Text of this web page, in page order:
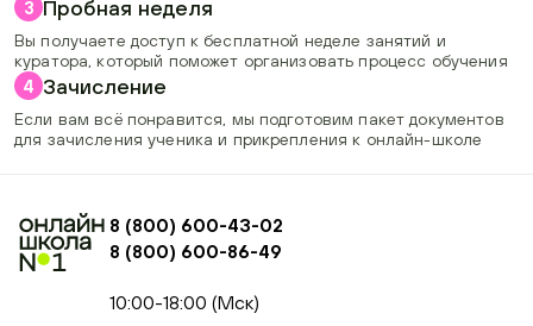
3 Пробная неделя
Вы получаете доступ к бесплатной неделе занятий и
куратора, который поможет организовать процесс обучения
4 Зачисление
Если вам всё понравится, мы подготовим пакет документов
для зачисления ученика и прикрепления к онлайн-школе
8 (800) 600-43-02
8 (800) 600-86-49
10:00-18:00 (Мск)